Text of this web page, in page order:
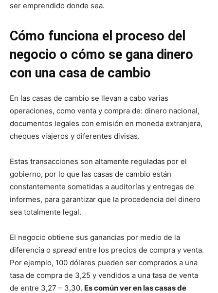
ser emprendido donde sea.
Cómo funciona el proceso del
negocio o cómo se gana dinero
con una casa de cambio
En las casas de cambio se llevan a cabo varias
operaciones, como venta y compra de: dinero nacional,
documentos legales con emisión en moneda extranjera,
cheques viajeros y diferentes divisas.
Estas transacciones son altamente reguladas por el
gobierno, por lo que las casas de cambio están
constantemente sometidas a auditorías y entregas de
informes, para garantizar que la procedencia del dinero
sea totalmente legal.
El negocio obtiene sus ganancias por medio de la
diferencia o spread entre los precios de compra y venta.
Por ejemplo, 100 dólares pueden ser comprados a una
tasa de compra de 3,25 y vendidos a una tasa de venta
de entre 3,27 – 3,30. Es común ver en las casas de